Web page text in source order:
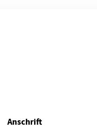
Anschrift